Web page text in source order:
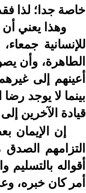
خاصة جدا؛ لذا
وهذا يعني
للإنسانية
الطاهرة، وأن
أعينهم إلى
بينما لا يوجد
قيادة الآخرين
إن الإيمان
التزامهم
أقواله
أمر كان خبره،